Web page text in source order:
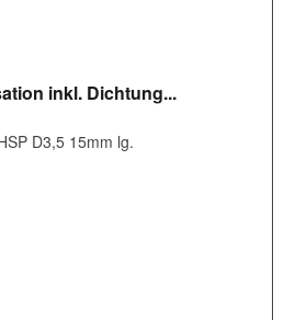
inkl. Dichtung...
D3,5 15mm lg.